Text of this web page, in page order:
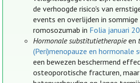
de verhoogde risico's van
events en overlijden in
romosozumab in Folia januari
Hormonale substitutietherapieen
(Peri)menopauze en hormonale
een bewezen beschermend
osteoporotische fracturen,